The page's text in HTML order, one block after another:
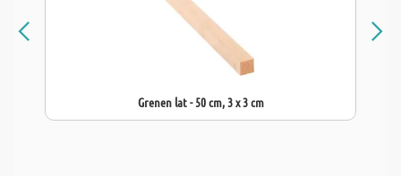
Grenen lat - 50 cm, 3 x 3 cm